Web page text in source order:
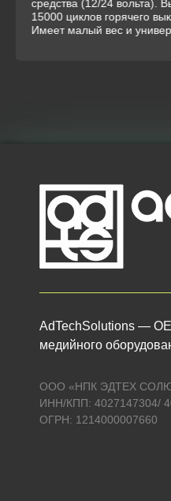
как экраны для
гостиницах в зонах
гостей.
AdTechSolutions —
медийного
ООО «НПК ЭДТЕХ
ИНН/КПП: 4027147304/
ОГРН: 1214000007660